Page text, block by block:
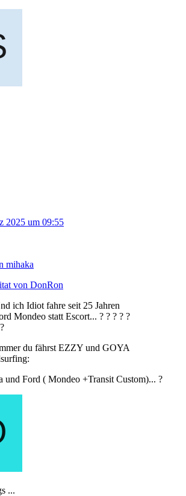
2025 um 09:55
mihaka
von DonRon
ich Idiot fahre seit 25 Jahren
Mondeo statt Escort... ? ? ? ? ?
du fährst EZZY und GOYA
und Ford ( Mondeo +Transit Custom)... ?
...